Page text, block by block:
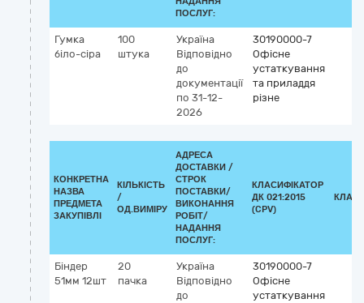
ПОСЛУГ:
Гумка
біло-сіра
100
штука
Україна
Відповідно
до
документації
по 31-12-
2026
30190000-7
Офісне
устаткування
та приладдя
різне
КОНКРЕТНА
НАЗВА
ПРЕДМЕТА
ЗАКУПІВЛІ
КІЛЬКІСТЬ
/
ОД.ВИМІРУ
АДРЕСА
ДОСТАВКИ /
СТРОК
ПОСТАВКИ/
ВИКОНАННЯ
РОБІТ/
НАДАННЯ
ПОСЛУГ:
КЛАСИФІКАТОР
ДК 021:2015
(CPV)
Біндер
51мм 12шт
20
пачка
Україна
Відповідно
до
30190000-7
Офісне
устаткування